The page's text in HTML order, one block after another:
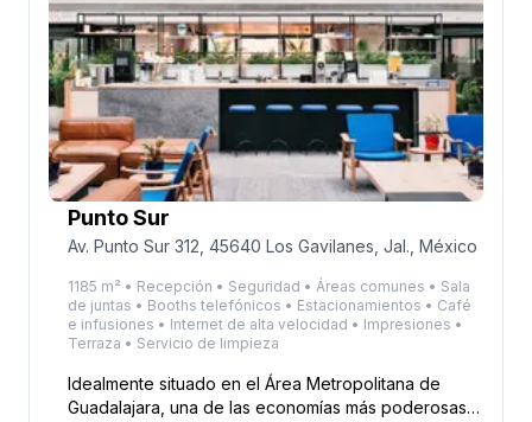
cercanos.
Punto Sur
Av. Punto Sur 312, 45640 Los Gavilanes, Jal., México
1185 m² • Recepción • Seguridad • Áreas comunes • Sala
de juntas • Booths telefónicos • Estacionamientos • Café
e infusiones • Internet de alta velocidad • Impresiones •
Terraza • Servicio de limpieza
Idealmente situado en el Área Metropolitana de
Guadalajara, una de las economías más poderosas